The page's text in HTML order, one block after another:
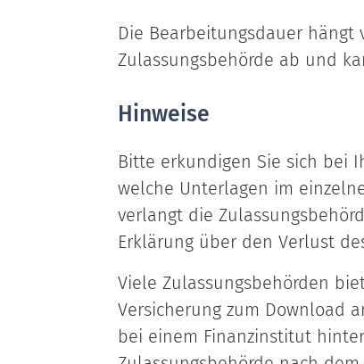
Die Bearbeitungsdauer hängt
Zulassungsbehörde ab und
Hinweise
Bitte erkundigen Sie sich bei
welche Unterlagen im
verlangt die
Erklärung über den Verlust
Viele Zulassungsbehörden
Versicherung zum Download
bei einem Finanzinstitut